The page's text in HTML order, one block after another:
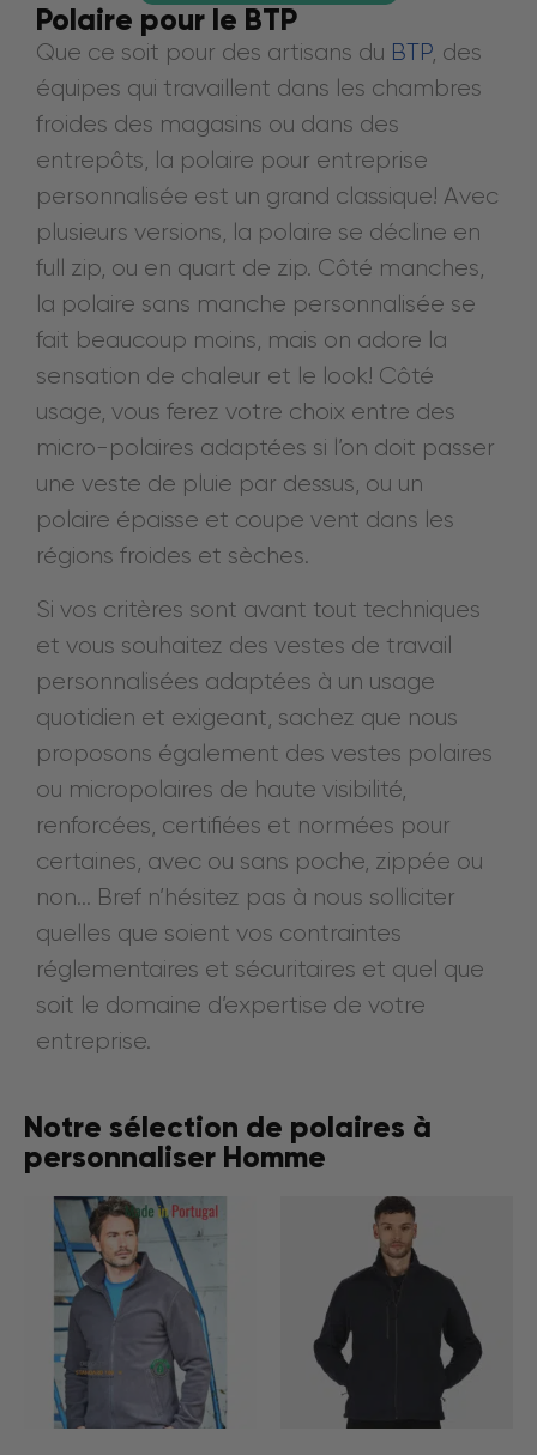
Polaire pour le BTP
Que ce soit pour des artisans du BTP, des
équipes qui travaillent dans les chambres
froides des magasins ou dans des
entrepôts, la polaire pour entreprise
personnalisée est un grand classique! Avec
plusieurs versions, la polaire se décline en
full zip, ou en quart de zip. Côté manches,
la polaire sans manche personnalisée se
fait beaucoup moins, mais on adore la
sensation de chaleur et le look! Côté
usage, vous ferez votre choix entre des
micro-polaires adaptées si l’on doit passer
une veste de pluie par dessus, ou un
polaire épaisse et coupe vent dans les
régions froides et sèches.
Si vos critères sont avant tout techniques
et vous souhaitez des vestes de travail
personnalisées adaptées à un usage
quotidien et exigeant, sachez que nous
proposons également des vestes polaires
ou micropolaires de haute visibilité,
renforcées, certifiées et normées pour
certaines, avec ou sans poche, zippée ou
non… Bref n’hésitez pas à nous solliciter
quelles que soient vos contraintes
réglementaires et sécuritaires et quel que
soit le domaine d’expertise de votre
entreprise.
Notre sélection de polaires à
personnaliser Homme